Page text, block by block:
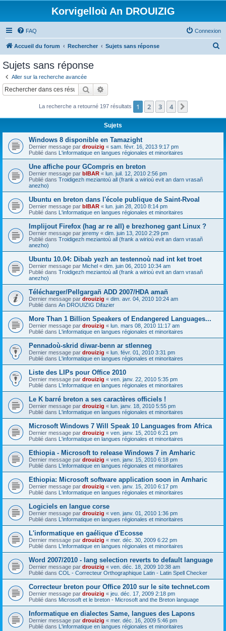
Korvigelloù An DROUIZIG
FAQ Connexion
Accueil du forum Rechercher Sujets sans réponse
c
Sujets sans réponse
Aller sur la recherche avancée
Rechercher
La recherche a retourné 197 résultats 1 2 3 4
Sujets
Windows 8 disponible en Tamazight
Dernier message par drouizig « sam. févr. 16, 2013 9:17 pm
Publié dans L'informatique en langues régionales et minoritaires
Une affiche pour GCompris en breton
Dernier message par bIBAR « lun. juil. 12, 2010 2:56 pm
Publié dans Troidigezh meziantoù all (frank a wirioù evit an darn vrasañ
anezho)
Ubuntu en breton dans l'école publique de Saint-Rvoal
Dernier message par bIBAR « lun. juin 28, 2010 8:14 pm
Publié dans L'informatique en langues régionales et minoritaires
Implijout Firefox (hag ar re all) e brezhoneg gant Linux ?
Dernier message par jeremy « dim. juin 13, 2010 2:29 pm
Publié dans Troidigezh meziantoù all (frank a wirioù evit an darn vrasañ
anezho)
Ubuntu 10.04: Dibab yezh an testennoù nad int ket troet
Dernier message par Michel « dim. juin 06, 2010 10:34 am
Publié dans Troidigezh meziantoù all (frank a wirioù evit an darn vrasañ
anezho)
Télécharger/Pellgargañ ADD 2007/HDA amañ
Dernier message par drouizig « dim. avr. 04, 2010 10:24 am
Publié dans An DROUIZIG Difazier
More Than 1 Billion Speakers of Endangered Languages...
Dernier message par drouizig « lun. mars 08, 2010 11:17 am
Publié dans L'informatique en langues régionales et minoritaires
Pennadoù-skrid diwar-benn ar stlenneg
Dernier message par drouizig « lun. févr. 01, 2010 3:31 pm
Publié dans L'informatique en langues régionales et minoritaires
Liste des LIPs pour Office 2010
Dernier message par drouizig « ven. janv. 22, 2010 5:35 pm
Publié dans L'informatique en langues régionales et minoritaires
Le K barré breton a ses caractères officiels !
Dernier message par drouizig « lun. janv. 18, 2010 5:55 pm
Publié dans L'informatique en langues régionales et minoritaires
Microsoft Windows 7 Will Speak 10 Languages from Africa
Dernier message par drouizig « ven. janv. 15, 2010 6:21 pm
Publié dans L'informatique en langues régionales et minoritaires
Ethiopia - Microsoft to release Windows 7 in Amharic
Dernier message par drouizig « ven. janv. 15, 2010 6:18 pm
Publié dans L'informatique en langues régionales et minoritaires
Ethiopia: Microsoft software application soon in Amharic
Dernier message par drouizig « ven. janv. 15, 2010 6:17 pm
Publié dans L'informatique en langues régionales et minoritaires
Logiciels en langue corse
Dernier message par drouizig « ven. janv. 01, 2010 1:36 pm
Publié dans L'informatique en langues régionales et minoritaires
L'informatique en gaélique d'Ecosse
Dernier message par drouizig « mer. déc. 30, 2009 6:22 pm
Publié dans L'informatique en langues régionales et minoritaires
Word 2007/2010 - lang selection reverts to default language
Dernier message par drouizig « ven. déc. 18, 2009 10:38 am
Publié dans COL - Correcteur Orthographique Latin - Latin Spell Checker
Correcteur breton pour Office 2010 sur le site technet.com
Dernier message par drouizig « jeu. déc. 17, 2009 2:18 pm
Publié dans Microsoft et le breton - Microsoft and the Breton language
Informatique en dialectes Same, langues des Lapons
Dernier message par drouizig « mer. déc. 16, 2009 5:46 pm
Publié dans L'informatique en langues régionales et minoritaires